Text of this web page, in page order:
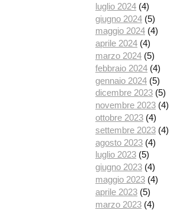
luglio 2024 (4)
giugno 2024 (5)
maggio 2024 (4)
aprile 2024 (4)
marzo 2024 (5)
febbraio 2024 (4)
gennaio 2024 (5)
dicembre 2023 (5)
novembre 2023 (4)
ottobre 2023 (4)
settembre 2023 (4)
agosto 2023 (4)
luglio 2023 (5)
giugno 2023 (4)
maggio 2023 (4)
aprile 2023 (5)
marzo 2023 (4)